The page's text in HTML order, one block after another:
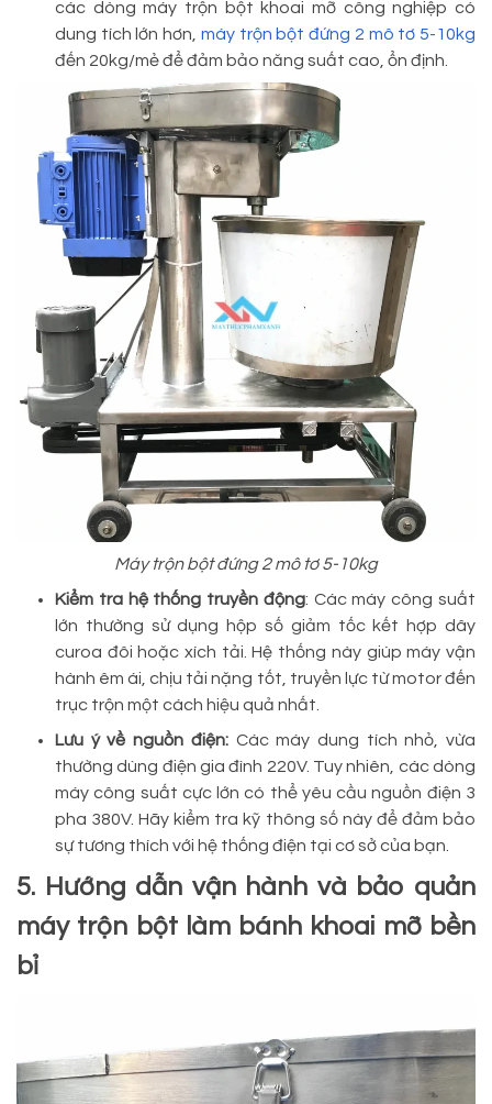
các dòng máy trộn bột khoai mỡ công nghiệp có
dung tích lớn hơn, máy trộn bột đứng 2 mô tơ 5-10kg
đến 20kg/mẻ để đảm bảo năng suất cao, ổn định.
Máy trộn bột đứng 2 mô tơ 5-10kg
Kiểm tra hệ thống truyền động: Các máy công suất
lớn thường sử dụng hộp số giảm tốc kết hợp dây
curoa đôi hoặc xích tải. Hệ thống này giúp máy vận
hành êm ái, chịu tải nặng tốt, truyền lực từ motor đến
trục trộn một cách hiệu quả nhất.
Lưu ý về nguồn điện: Các máy dung tích nhỏ, vừa
thường dùng điện gia đình 220V. Tuy nhiên, các dòng
máy công suất cực lớn có thể yêu cầu nguồn điện 3
pha 380V. Hãy kiểm tra kỹ thông số này để đảm bảo
sự tương thích với hệ thống điện tại cơ sở của bạn.
5. Hướng dẫn vận hành và bảo quản
máy trộn bột làm bánh khoai mỡ bền
bỉ